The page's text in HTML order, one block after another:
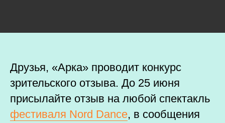
Друзья, «Арка» проводит конкурс
зрительского отзыва. До 25 июня
присылайте отзыв на любой спектакль
фестиваля Nord Dance, в сообщения